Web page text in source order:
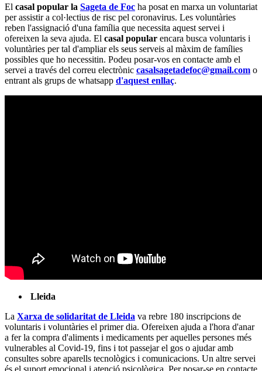
El casal popular la Sageta de Foc ha posat en marxa un voluntariat
per assistir a col·lectius de risc pel coronavirus. Les voluntàries
reben l'assignació d'una família que necessita aquest servei i
ofereixen la seva ajuda. El casal popular encara busca voluntaris i
voluntàries per tal d'ampliar els seus serveis al màxim de famílies
possibles que ho necessitin. Podeu posar-vos en contacte amb el
servei a través del correu electrònic casalsagetadefoc@gmail.com o
entrant als grups de whatsapp d'aquest enllaç.
Lleida
La Xarxa de solidaritat de Lleida va rebre 180 inscripcions de
voluntaris i voluntàries el primer dia. Ofereixen ajuda a l'hora d'anar
a fer la compra d'aliments i medicaments per aquelles persones més
vulnerables al Covid-19, fins i tot passejar el gos o ajudar amb
consultes sobre aparells tecnològics i comunicacions. Un altre servei
és el suport emocional i atenció psicològica. Per posar-se en contacte